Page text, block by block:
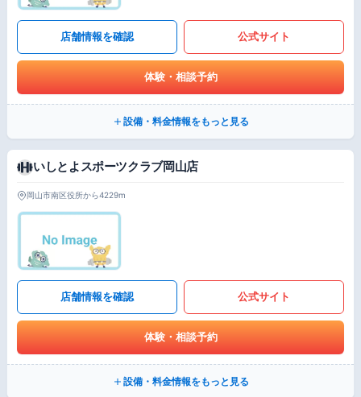
店舗情報を確認 公式サイト
体験・相談予約
設備・料金情報をもっと見る
いしとよスポーツクラブ岡山店
岡山市南区役所から4229m
店舗情報を確認 公式サイト
体験・相談予約
設備・料金情報をもっと見る